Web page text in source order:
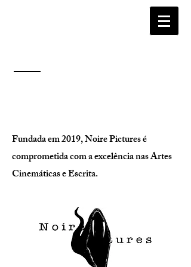
Fundada em 2019, Noire Pictures é
comprometida com a excelência nas Artes
Cinemáticas e Escrita.